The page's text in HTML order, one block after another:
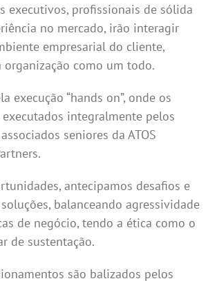
executivos, profissionais de sólida
no mercado, irão interagir
empresarial do cliente,
organização como um todo.
execução “hands on”, onde os
integralmente pelos
seniores da ATOS
antecipamos desafios e
balanceando agressividade
de negócio, tendo a ética como o
de sustentação.
são balizados pelos